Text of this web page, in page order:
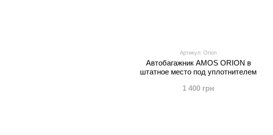
Артикул: Orion
Автобагажник AMOS ORION в
штатное место под уплотнителем
1 400 грн